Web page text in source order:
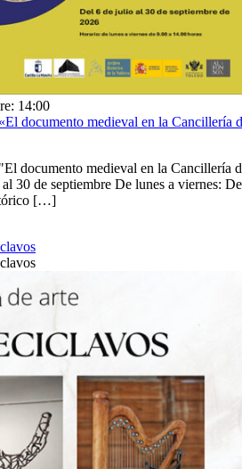
14:00
documento medieval en la Cancillería
documento medieval en la Cancillería
30 de septiembre De lunes a viernes: De
[…]